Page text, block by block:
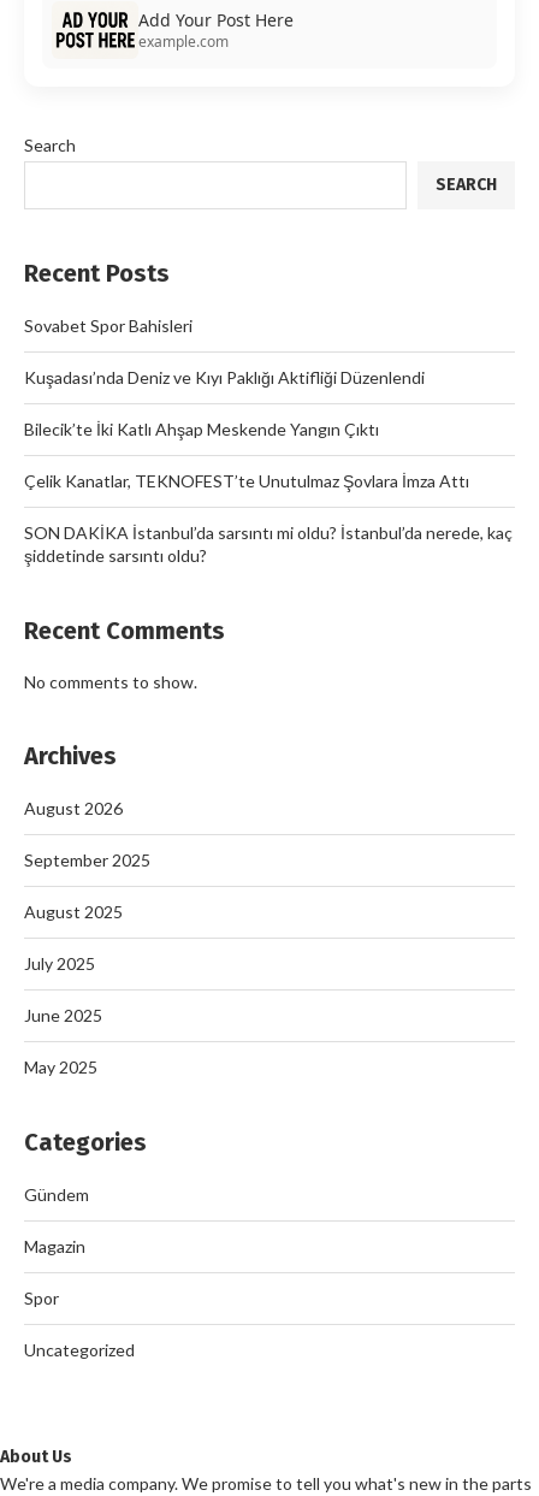
Add Your Post Here
example.com
Search
SEARCH
Recent Posts
Sovabet Spor Bahisleri
Kuşadası’nda Deniz ve Kıyı Paklığı Aktifliği Düzenlendi
Bilecik’te İki Katlı Ahşap Meskende Yangın Çıktı
Çelik Kanatlar, TEKNOFEST’te Unutulmaz Şovlara İmza Attı
SON DAKİKA İstanbul’da sarsıntı mi oldu? İstanbul’da nerede, kaç
şiddetinde sarsıntı oldu?
Recent Comments
No comments to show.
Archives
August 2026
September 2025
August 2025
July 2025
June 2025
May 2025
Categories
Gündem
Magazin
Spor
Uncategorized
About Us
We're a media company. We promise to tell you what's new in the parts